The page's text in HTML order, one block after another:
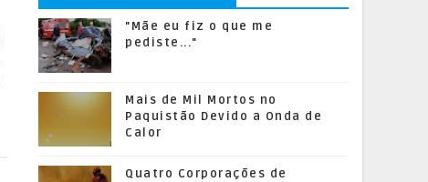
"Mãe eu fiz o que me
pediste..."
Mais de Mil Mortos no
Paquistão Devido a Onda de
Calor
Quatro Corporações de